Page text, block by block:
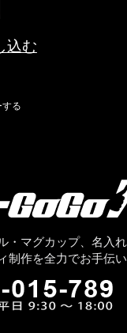
込む
・マグカップ、名入
制作を全力でお手伝い